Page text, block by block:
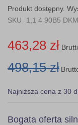
gallery
Produkt dostępny.
SKU
1,1 4 90B5 DKM
463,28 zł
498,15 zł
Najniższa cena z 30
Bogata oferta